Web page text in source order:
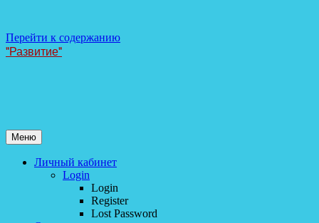
Перейти к содержанию
"Развитие"
Меню
Личный кабинет
Login
Login
Register
Lost Password